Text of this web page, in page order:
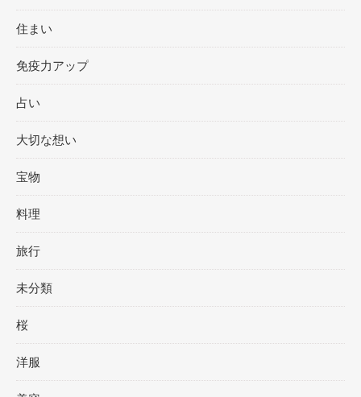
住まい
免疫力アップ
占い
大切な想い
宝物
料理
旅行
未分類
桜
洋服